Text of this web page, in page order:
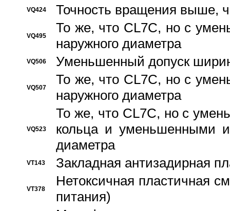
VQ424 Точность вращения выше,
VQ495
То же, что CL7C, но с
наружного диаметра
VQ506 Уменьшенный допуск
VQ507
То же, что CL7C, но с
наружного диаметра
VQ523
То же, что CL7C, но с
кольца и уменьшенными
диаметра
VT143 Закладная антизадирная
VT378
Нетоксичная пластичная
питания)